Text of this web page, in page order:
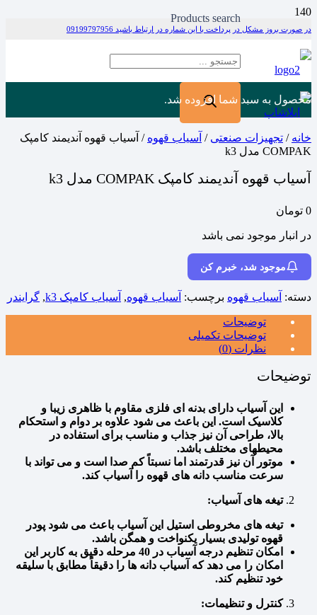
در صورت بروز مشکل در پرداخت با این شماره در ارتباط باشید 09199797956
Products search
محصول به سبد شما افزوده شد.
خانه / تجهیزات صنعتی / آسیاب قهوه / آسیاب قهوه آندیمند کامپک
COMPAK مدل k3
آسیاب قهوه آندیمند کامپک COMPAK مدل k3
0 تومان
در انبار موجود نمی باشد
موجود شد، خبرم کن
دسته: آسیاب قهوه برچسب: آسیاب قهوه, آسیاب کامپک k3 , گرایندر
توضیحات
توضیحات تکمیلی
نظرات (0)
توضیحات
این آسیاب دارای بدنه ای فلزی مقاوم با ظاهری زیبا و
کلاسیک است. این باعث می شود علاوه بر دوام و استحکام
بالا، طراحی آن نیز جذاب و مناسب برای استفاده در
محیطهای مختلف باشد.
موتور آن نیز قدرتمند اما نسبتاً کم صدا است و می تواند با
سرعت مناسب دانه های قهوه را آسیاب کند.
تیغه های آسیاب:
تیغه های مخروطی استیل این آسیاب باعث می شود پودر
قهوه تولیدی بسیار یکنواخت و همگن باشد.
امکان تنظیم درجه آسیاب در 40 مرحله دقیق به کاربر این
امکان را می دهد که آسیاب دانه ها را دقیقاً مطابق با سلیقه
خود تنظیم کند.
کنترل و تنظیمات: